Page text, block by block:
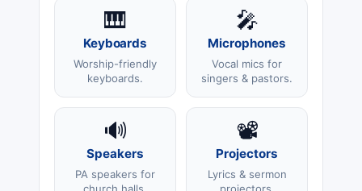
🎹
Keyboards
Worship-friendly
keyboards.
🎤
Microphones
Vocal mics for
singers & pastors.
🔊
Speakers
PA speakers for
📽️
Projectors
Lyrics & sermon